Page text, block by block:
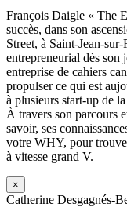
François Daigle « The
succès, dans son
Street, à Saint-Jean-
entrepreneurial dès son
entreprise de cahiers
propulser ce qui est
à plusieurs start-up de
À travers son parcours
savoir, ses
votre WHY, pour
à vitesse grand V.
×
Catherine Desgagnés-